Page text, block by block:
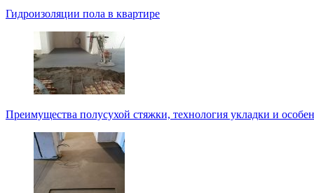
Гидроизоляции пола в квартире
Преимущества полусухой стяжки, технология укладки и